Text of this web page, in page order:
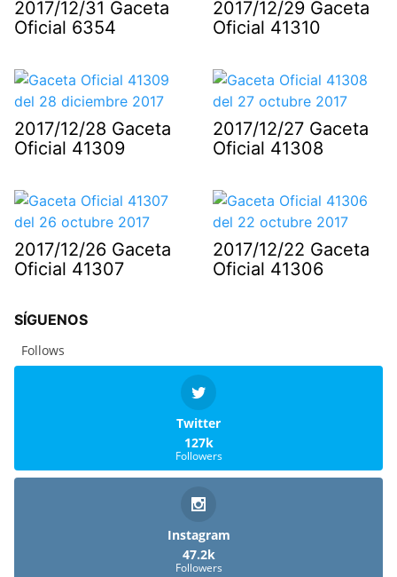
2017/12/31 Gaceta
Oficial 6354
2017/12/29 Gaceta
Oficial 41310
2017/12/28 Gaceta
Oficial 41309
2017/12/27 Gaceta
Oficial 41308
2017/12/26 Gaceta
Oficial 41307
2017/12/22 Gaceta
Oficial 41306
SÍGUENOS
Follows
Twitter
127k
Followers
Instagram
47.2k
Followers